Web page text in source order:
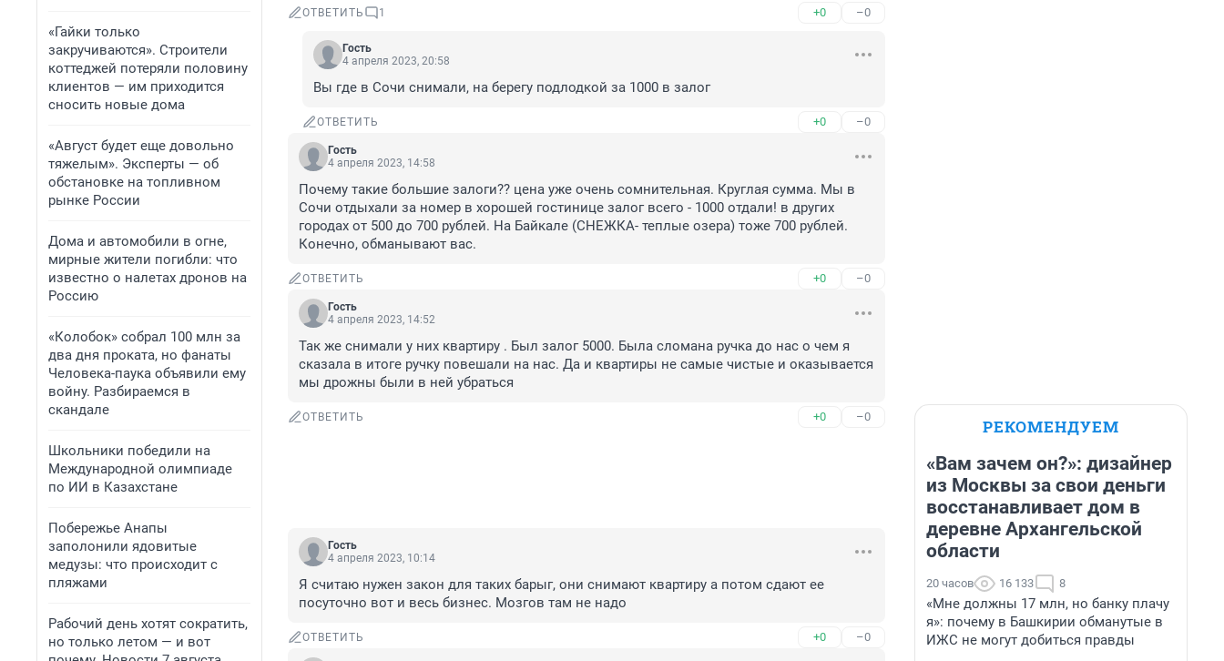
«Гайки только
закручиваются». Строители
коттеджей потеряли половину
клиентов — им приходится
сносить новые дома
«Август будет еще довольно
тяжелым». Эксперты — об
обстановке на топливном
рынке России
Дома и автомобили в огне,
мирные жители погибли: что
известно о налетах дронов на
Россию
«Колобок» собрал 100 млн за
два дня проката, но фанаты
Человека-паука объявили ему
войну. Разбираемся в
скандале
Школьники победили на
Международной олимпиаде
по ИИ в Казахстане
Побережье Анапы
заполонили ядовитые
медузы: что происходит с
пляжами
Рабочий день хотят сократить,
но только летом — и вот
ОТВЕТИТЬ 1 +0 –0
Гость
4 апреля 2023, 20:58
Вы где в Сочи снимали, на берегу подлодкой за 1000 в залог
ОТВЕТИТЬ +0 –0
Гость
4 апреля 2023, 14:58
Почему такие большие залоги?? цена уже очень сомнительная. Круглая сумма. Мы в
Сочи отдыхали за номер в хорошей гостинице залог всего - 1000 отдали! в других
городах от 500 до 700 рублей. На Байкале (СНЕЖКА- теплые озера) тоже 700 рублей.
Конечно, обманывают вас.
ОТВЕТИТЬ +0 –0
Гость
4 апреля 2023, 14:52
Так же снимали у них квартиру . Был залог 5000. Была сломана ручка до нас о чем я
сказала в итоге ручку повешали на нас. Да и квартиры не самые чистые и оказывается
мы дрожны были в ней убраться
ОТВЕТИТЬ +0 –0
Гость
4 апреля 2023, 10:14
Я считаю нужен закон для таких барыг, они снимают квартиру а потом сдают ее
посуточно вот и весь бизнес. Мозгов там не надо
ОТВЕТИТЬ +0 –0
РЕКОМЕНДУЕМ
«Вам зачем он?»: дизайнер
из Москвы за свои деньги
восстанавливает дом в
деревне Архангельской
области
20 часов 16 133 8
«Мне должны 17 млн, но банку плачу
я»: почему в Башкирии обманутые в
ИЖС не могут добиться правды